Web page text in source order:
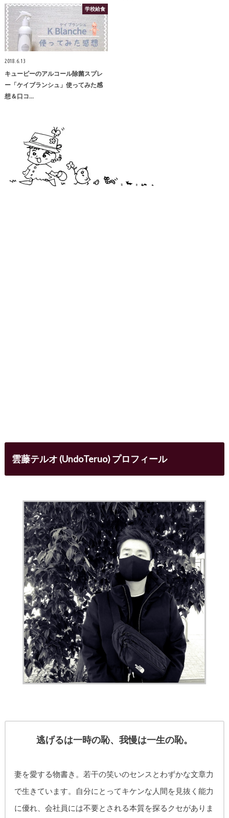
学校給食
2018.6.13
キューピーのアルコール除菌スプレ
ー「ケイブランシュ」使ってみた感
想＆口コ…
雲藤テルオ (UndoTeruo) プロフィール
逃げるは一時の恥、我慢は一生の恥。
妻を愛する物書き。 若干の笑いのセンスとわずかな文章力
で生きています。自分にとってキケンな人間を見抜く能力
に優れ、会社員には不要とされる本質を探るクセがありま